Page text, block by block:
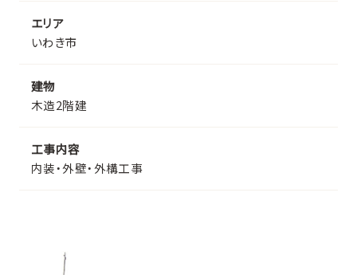
エリア
いわき市
建物
木造2階建
工事内容
内装・外壁・外構工事